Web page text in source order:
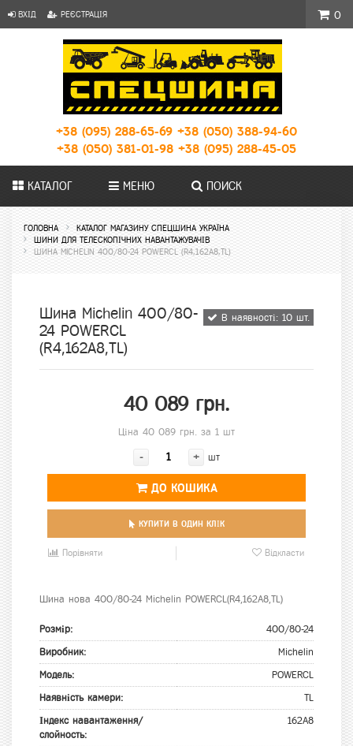
ВХІД РЕЄСТРАЦІЯ
+38 (095) 288-65-69 +38 (050) 388-94-60
+38 (050) 381-01-98 +38 (095) 288-45-05
КАТАЛОГ МЕНЮ ПОИСК
ГОЛОВНА
КАТАЛОГ МАГАЗИНУ СПЕЦШИНА УКРАЇНА
ШИНИ ДЛЯ ТЕЛЕСКОПІЧНИХ НАВАНТАЖУВАЧІВ
ШИНА MICHELIN 400/80-24 POWERCL (R4,162A8,TL)
В наявності: 10 шт.
Шина Michelin 400/80-
24 POWERCL
(R4,162A8,TL)
40 089 грн.
Ціна 40 089 грн. за 1 шт
- + шт
ДО КОШИКА
КУПИТИ В ОДИН КЛІК
Порівняти Відкласти
Шина нова 400/80-24 Michelin POWERCL(R4,162A8,TL)
Розмір: 400/80-24
Виробник: Michelin
Модель: POWERCL
Наявність камери: TL
Індекс навантаження/
слойность:
162A8
0